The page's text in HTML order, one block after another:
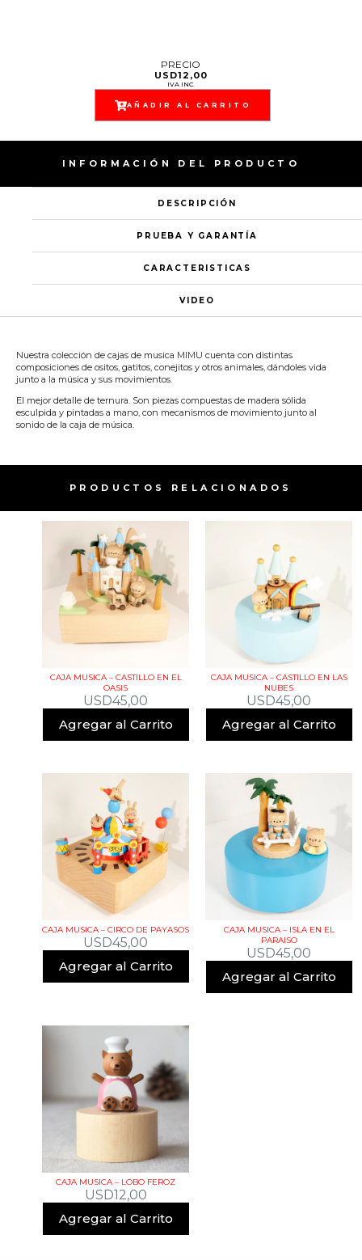
PRECIO
USD12,00
IVA INC.
AÑADIR AL CARRITO
INFORMACIÓN DEL PRODUCTO
DESCRIPCIÓN
PRUEBA Y GARANTÍA
CARACTERISTICAS
VIDEO
Nuestra colección de cajas de musica MIMU cuenta con distintas
composiciones de ositos, gatitos, conejitos y otros animales, dándoles vida
junto a la música y sus movimientos.
El mejor detalle de ternura. Son piezas compuestas de madera sólida
esculpida y pintadas a mano, con mecanismos de movimiento junto al
sonido de la caja de música.
PRODUCTOS RELACIONADOS​
CAJA MUSICA – CASTILLO EN EL
OASIS
USD45,00
Agregar al Carrito
CAJA MUSICA – CASTILLO EN LAS
NUBES
USD45,00
Agregar al Carrito
CAJA MUSICA – CIRCO DE PAYASOS
USD45,00
Agregar al Carrito
CAJA MUSICA – ISLA EN EL
PARAISO
USD45,00
Agregar al Carrito
CAJA MUSICA – LOBO FEROZ
USD12,00
Agregar al Carrito